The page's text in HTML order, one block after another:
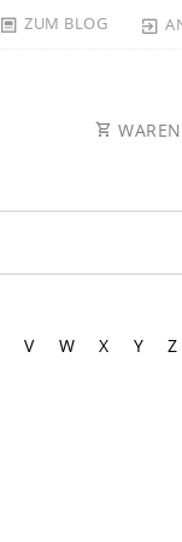
ZUM BLOG
V W X Y Z